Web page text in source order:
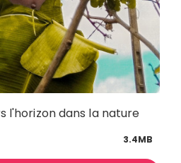
l'horizon dans la nature
3.4MB